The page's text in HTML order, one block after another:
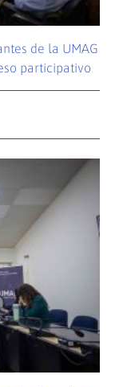
de la UMAG
participativo